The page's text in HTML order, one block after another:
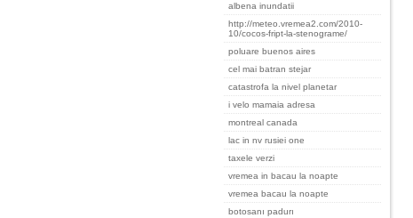
albena inundatii
http://meteo.vremea2.com/2010-
10/cocos-fript-la-stenograme/
poluare buenos aires
cel mai batran stejar
catastrofa la nivel planetar
i velo mamaia adresa
montreal canada
lac in nv rusiei one
taxele verzi
vremea in bacau la noapte
vremea bacau la noapte
botosanı padurı